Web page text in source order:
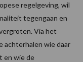
regelgeving, wil
tegengaan en
Via het
achterhalen wie daar
en wie de